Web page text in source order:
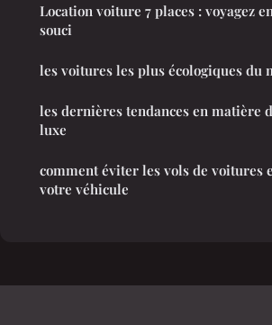
Location voiture 7 places : voyagez
souci
les voitures les plus écologiques du
les dernières tendances en matière
luxe
comment éviter les vols de voitures
votre véhicule